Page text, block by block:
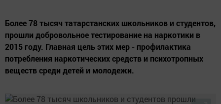
Более 78 тысяч татарстанских школьников и студентов,
прошли добровольное тестирование на наркотики в
2015 году. Главная цель этих мер - профилактика
потребления наркотических средств и психотропных
веществ среди детей и молодежи.